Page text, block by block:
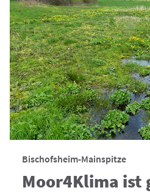
Bischofsheim-Mainspitze
Moor4Klima ist